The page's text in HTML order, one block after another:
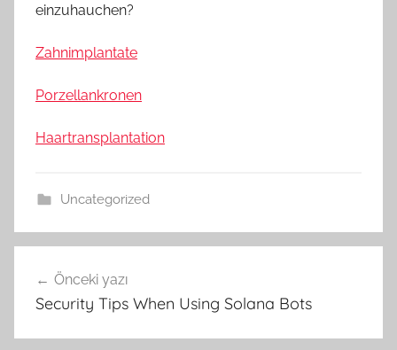
einzuhauchen?
Zahnimplantate
Porzellankronen
Haartransplantation
Uncategorized
gezinmesi
Önceki yazı
Security Tips When Using Solana Bots